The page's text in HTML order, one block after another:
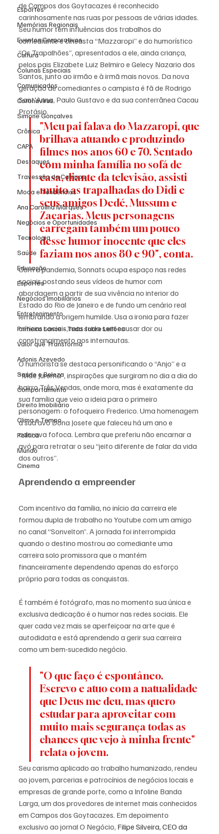
Esportes
Memórias Regionais
Eventos Corporativos
Cultura
Colunas Especiais
Comunicados
Coronavírus
Simone Gonçalves
Crônica
CAPA
Destaques
Travessão de Campos
Moda e Tendências
Ana Carolina Marques
Negócios e Oportunidades
Tecnologia
Saúde
Educação
Esportes
Negócios Imobiliários
Entretenimento
Primeiro Lance - Tudo sobre Leilões
Valor que Transforma
Adonis Azevedo
Saúde e Beleza
Comportamento
Direito Imobiliário
Clima e Tempo
Política
Mundo
Cinema
de Campos dos Goytacazes é reconhecido
carinhosamente nas ruas por pessoas de várias idades.
Seu humor tem influências dos trabalhos do
comediante e cineasta “Mazzaropi” e do humorístico
“Os Trapalhões”, apresentados a ele, ainda criança,
pelos pais Elizabete Luiz Belmiro e Gelecy Nazario dos
Santos, junto ao irmão e à irmã mais novos. Da nova
geração de comediantes o campista é fã de Rodrigo
Sant'Anna, Paulo Gustavo e da sua conterrânea Cacau
Protásio.
"Meu pai falava do Mazzaropi, que
brilhava atuando e produzindo
filmes nos anos 60 e 70. Sentado
com minha família no sofá de
casa, diante da televisão, assisti
muito as trapalhadas do Didi e
seus amigos Dedé, Mussum e
Zacarias. Meus personagens
carregam também um pouco
desse humor inocente que eles
faziam nos anos 80 e 90", conta.
Com a pandemia, Sonnats ocupa espaço nas redes
sociais postando seus vídeos de humor com
abordagem a partir de sua vivência no interior do
Estado do Rio de Janeiro e de fundo um cenário real
lembrando a origem humilde. Usa a ironia para fazer
críticas sociais, mas tudo sem causar dor ou
constrangimento aos internautas.
O humorista se destaca personificando o “Anjo” e a
“Mãe Jurema”, inspirações que surgiram no dia a dia do
bairro Três Vendas, onde mora, mas é exatamente da
sua família que veio a ideia para o primeiro
personagem: o fofoqueiro Frederico. Uma homenagem
à sua avó Dona Josete que faleceu há um ano e
adorava fofoca. Lembra que preferiu não encarnar a
avó para retratar o seu “jeito diferente de falar da vida
dos outros”.
Aprendendo a empreender
Com incentivo da família, no início da carreira ele
formou dupla de trabalho no Youtube com um amigo
no canal “Sonvelton”. A jornada foi interrompida
quando o destino mostrou ao comediante uma
carreira solo promissora que o mantém
financeiramente dependendo apenas do esforço
próprio para todas as conquistas.
É também é fotógrafo, mas no momento sua única e
exclusiva dedicação é o humor nas redes sociais. Ele
quer cada vez mais se aperfeiçoar na arte que é
autodidata e está aprendendo a gerir sua carreira
como um bem-sucedido negócio.
"O que faço é espontâneo.
Escrevo e atuo com a natualidade
que Deus me deu, mas quero
estudar para aproveitar com
muito mais segurança todas as
chances que vejo à minha frente"
relata o jovem.
Seu carisma aplicado ao trabalho humanizado, rendeu
ao jovem, parcerias e patrocínios de negócios locais e
empresas de grande porte, como a Infoline Banda
Larga, um dos provedores de internet mais conhecidos
em Campos dos Goytacazes. Em depoimento
exclusivo ao jornal O Negócio, Filipe Silveira, CEO da